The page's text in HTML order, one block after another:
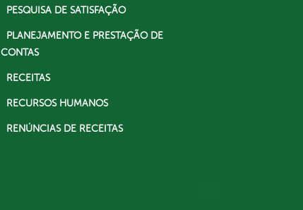
PESQUISA DE SATISFAÇÃO
PLANEJAMENTO E PRESTAÇÃO DE
CONTAS
RECEITAS
RECURSOS HUMANOS
RENÚNCIAS DE RECEITAS